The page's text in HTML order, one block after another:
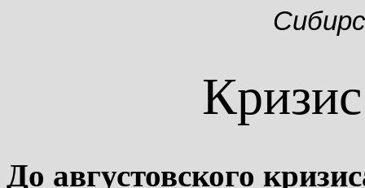
До августовского